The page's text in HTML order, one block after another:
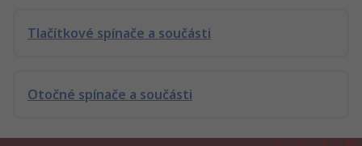
Tlačítkové spínače a součásti
Otočné spínače a součásti